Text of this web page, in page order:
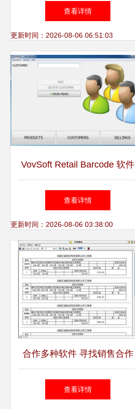
能时尚产业，智领销售新未来
查看详情
更新时间：2026-08-06 06:51:03
VovSoft Retail Barcode 软件
一站式销售条码解决方案
查看详情
更新时间：2026-08-06 03:38:00
合作多种软件 寻找销售合作
方——价格、厂家与图片全面
查看详情